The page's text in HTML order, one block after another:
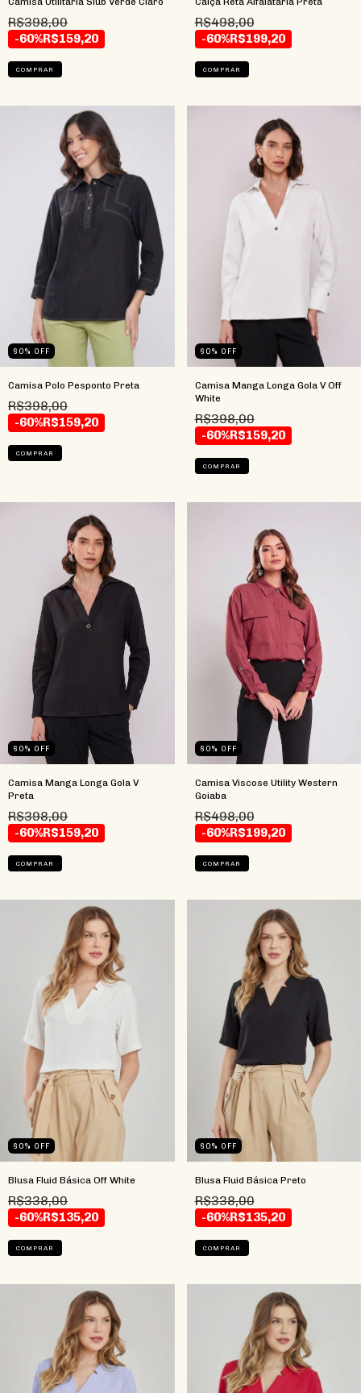
R$398,00
-60%R$159,20
COMPRAR
R$498,00
-60%R$199,20
COMPRAR
60% OFF
Camisa Polo Pesponto Preta
R$398,00
-60%R$159,20
COMPRAR
60% OFF
Camisa Manga Longa Gola V Off
White
R$398,00
-60%R$159,20
COMPRAR
60% OFF
Camisa Manga Longa Gola V
Preta
R$398,00
-60%R$159,20
COMPRAR
60% OFF
Camisa Viscose Utility Western
Goiaba
R$498,00
-60%R$199,20
COMPRAR
60% OFF
Blusa Fluid Básica Off White
R$338,00
-60%R$135,20
COMPRAR
60% OFF
Blusa Fluid Básica Preto
R$338,00
-60%R$135,20
COMPRAR